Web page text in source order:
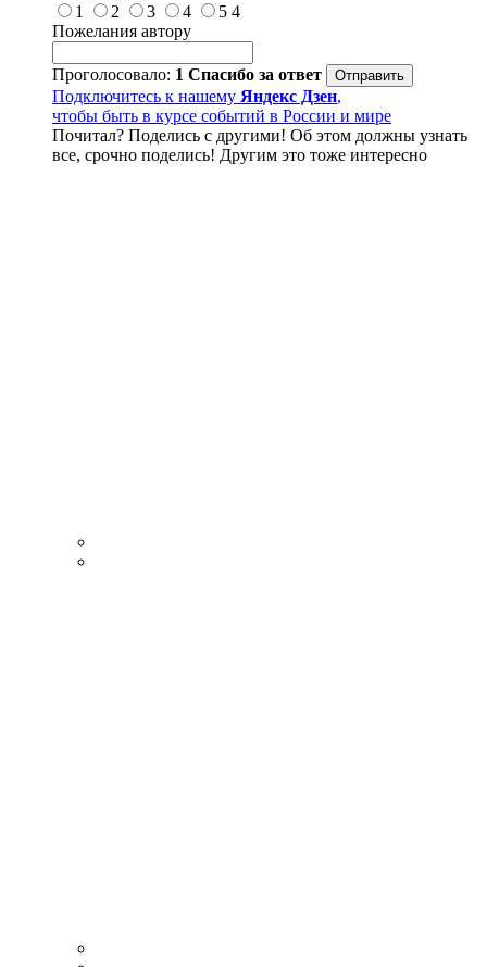
1
2 3 4 5 4
Пожелания автору
Проголосовало: 1 Спасибо за ответ
Подключитесь к нашему Яндекс Дзен,
чтобы быть в курсе событий в России и мире
Почитал? Поделись с другими! Об этом должны узнать
все, срочно поделись! Другим это тоже интересно